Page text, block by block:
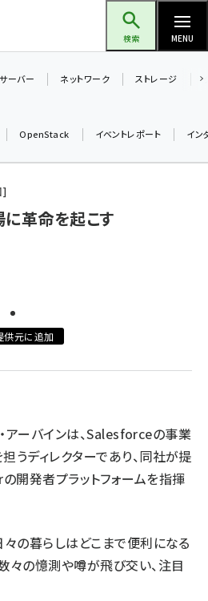
検索 MENU
～仲間と築いた勝利の絆～ (2325)
する晴山佳須夫のヒント集！ (2047)
サーバー ネットワーク ストレージ
OpenStack イベントレポート イン
革命を起こす
供元に追加
アーバインは、Salesforceの事業
うディレクターであり、同社が提
開発者プラットフォームを指揮
々の暮らしはどこまで便利になる
々の憶測や噂が飛び交い、注目